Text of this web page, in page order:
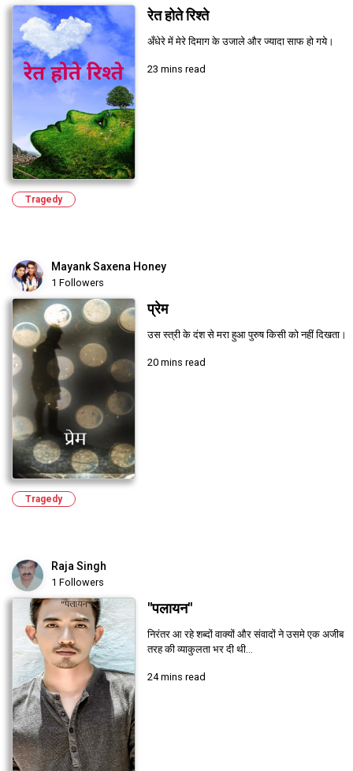
रेत होते रिश्ते
अँधेरे में मेरे दिमाग के उजाले और ज्यादा साफ हो गये।
23 mins read
Tragedy
Mayank Saxena Honey
1 Followers
प्रेम
उस स्त्री के दंश से मरा हुआ पुरुष किसी को नहीं दिखता।
20 mins read
Tragedy
Raja Singh
1 Followers
"पलायन"
निरंतर आ रहे शब्दों वाक्यों और संवादों ने उसमे एक अजीब
तरह की व्याकुलता भर दी थी...
24 mins read